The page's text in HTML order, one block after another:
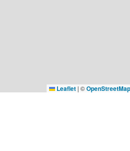
Leaflet | ©OpenStreetMap